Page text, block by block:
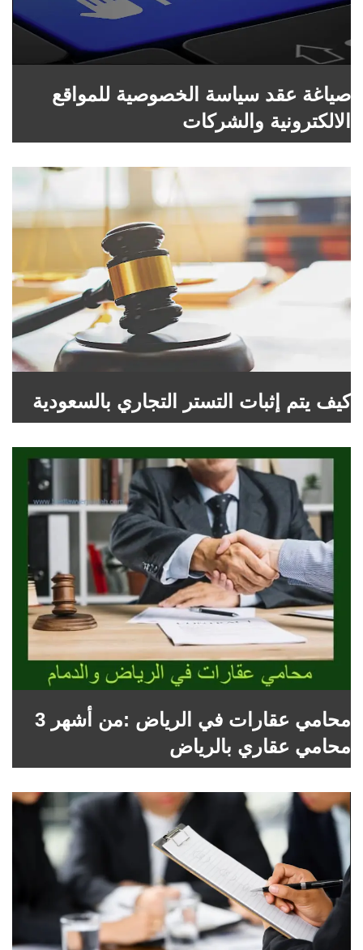
صياغة عقد سياسة الخصوصية للمواقع
الالكترونية والشركات
كيف يتم إثبات التستر التجاري بالسعودية
محامي عقارات في الرياض :من أشهر 3
محامي عقاري بالرياض